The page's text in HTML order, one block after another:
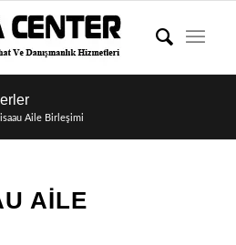
Aile Birleşimi
AILE